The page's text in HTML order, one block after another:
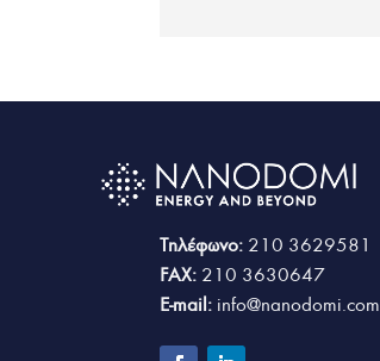
Τηλέφωνο: 210 3629581
FAX: 210 3630647
E-mail: info@nanodomi.com